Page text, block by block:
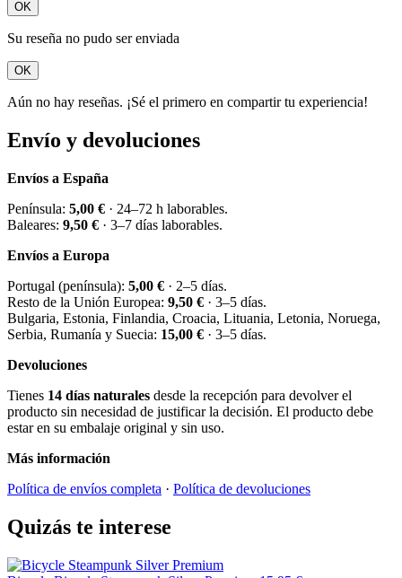
OK
Su reseña no pudo ser enviada
OK
Aún no hay reseñas. ¡Sé el primero en compartir tu experiencia!
Envío y devoluciones
Envíos a España
Península: 5,00 € · 24–72 h laborables.
Baleares: 9,50 € · 3–7 días laborables.
Envíos a Europa
Portugal (península): 5,00 € · 2–5 días.
Resto de la Unión Europea: 9,50 € · 3–5 días.
Bulgaria, Estonia, Finlandia, Croacia, Lituania, Letonia, Noruega,
Serbia, Rumanía y Suecia: 15,00 € · 3–5 días.
Devoluciones
Tienes 14 días naturales desde la recepción para devolver el
producto sin necesidad de justificar la decisión. El producto debe
estar en su embalaje original y sin uso.
Más información
Política de envíos completa · Política de devoluciones
Quizás te interese